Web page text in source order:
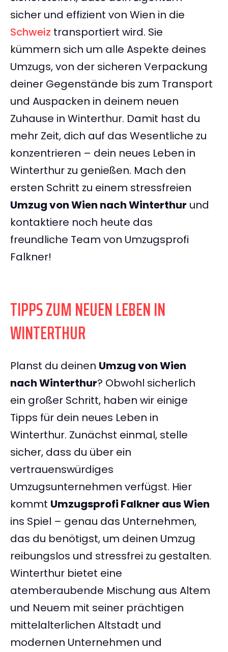
sicher und effizient von Wien in die
Schweiz transportiert wird. Sie
kümmern sich um alle Aspekte deines
Umzugs, von der sicheren Verpackung
deiner Gegenstände bis zum Transport
und Auspacken in deinem neuen
Zuhause in Winterthur. Damit hast du
mehr Zeit, dich auf das Wesentliche zu
konzentrieren – dein neues Leben in
Winterthur zu genießen. Mach den
ersten Schritt zu einem stressfreien
Umzug von Wien nach Winterthur und
kontaktiere noch heute das
freundliche Team von Umzugsprofi
Falkner!
TIPPS ZUM NEUEN LEBEN IN
WINTERTHUR
Planst du deinen Umzug von Wien
nach Winterthur? Obwohl sicherlich
ein großer Schritt, haben wir einige
Tipps für dein neues Leben in
Winterthur. Zunächst einmal, stelle
sicher, dass du über ein
vertrauenswürdiges
Umzugsunternehmen verfügst. Hier
kommt Umzugsprofi Falkner aus Wien
ins Spiel – genau das Unternehmen,
das du benötigst, um deinen Umzug
reibungslos und stressfrei zu gestalten.
Winterthur bietet eine
atemberaubende Mischung aus Altem
und Neuem mit seiner prächtigen
mittelalterlichen Altstadt und
modernen Unternehmen und